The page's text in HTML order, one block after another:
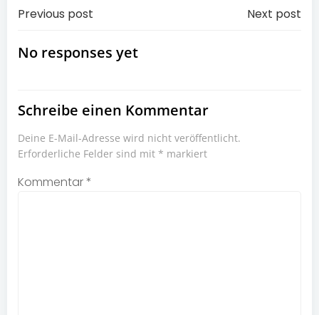
Post
navigation
Previous post Next post
No responses yet
Schreibe einen Kommentar
Deine E-Mail-Adresse wird nicht veröffentlicht.
Erforderliche Felder sind mit * markiert
Kommentar*